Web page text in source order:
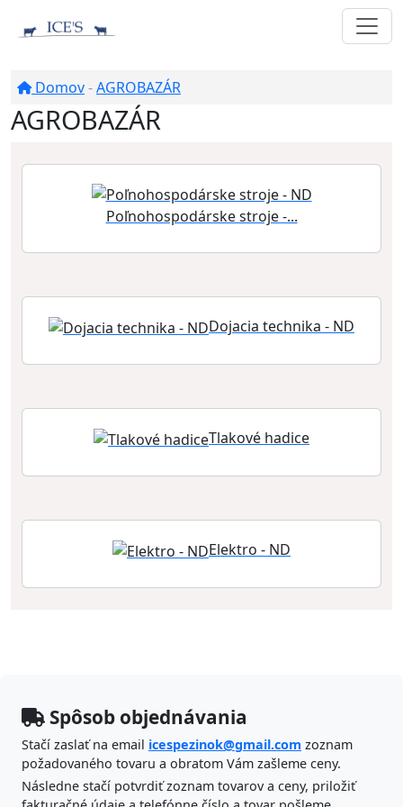
Domov-AGROBAZÁR
AGROBAZÁR
Poľnohospodárske stroje -...
Dojacia technika - ND
Tlakové hadice
Elektro - ND
Spôsob objednávania
Stačí zaslať na email icespezinok@gmail.com zoznam
požadovaného tovaru a obratom Vám zašleme ceny.
Následne stačí potvrdiť zoznam tovarov a ceny, priložiť